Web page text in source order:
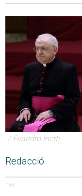
/ Evandro Inetti.
Redacció
166